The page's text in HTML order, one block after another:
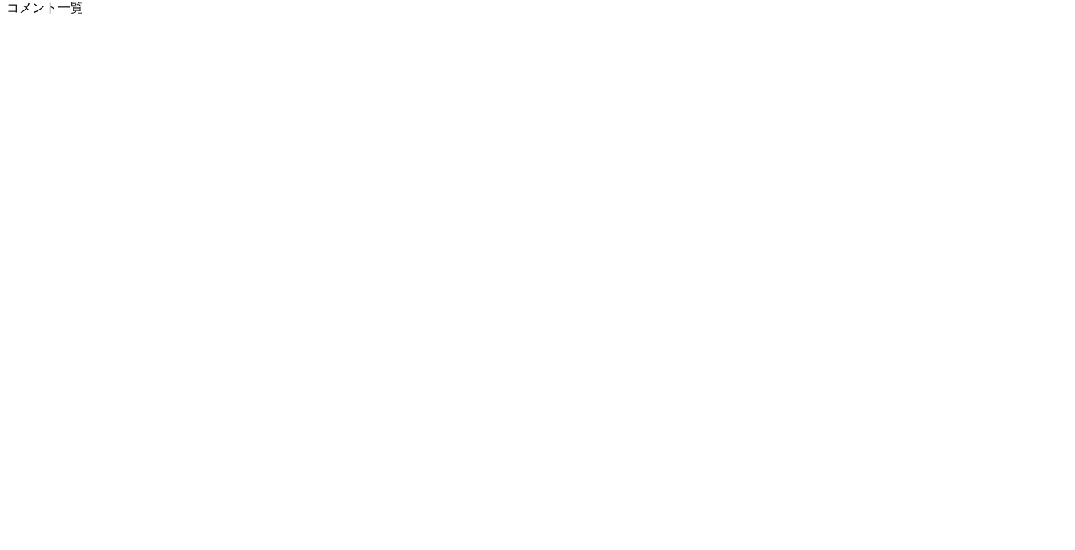
コメント一覧